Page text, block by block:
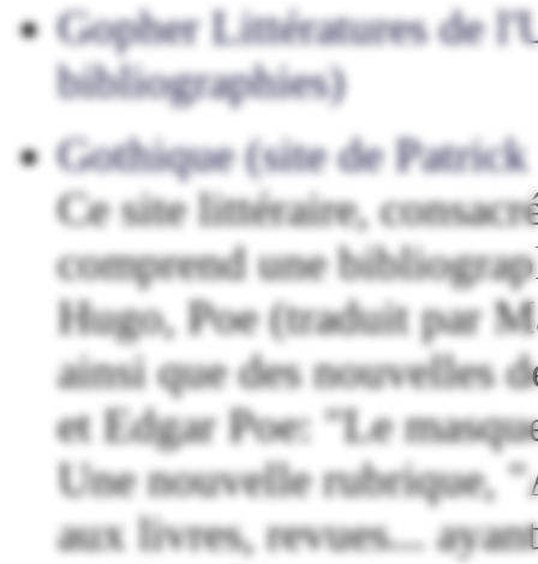
Gopher Littératures de
bibliographies)
Gothique (site de
Ce site littéraire,
comprend une
Hugo, Poe (traduit par
ainsi que des nouvelles
et Edgar Poe: "Le
Une nouvelle rubrique,
aux livres, revues...